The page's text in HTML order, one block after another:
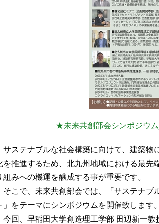
★未来共創部会シンポジウ
サステナブルな社会構築に向けて、建築物
を推進するため、北九州地域における最先
組みへの機運を醸成する事が重要です。
そこで、未来共創部会では、「サステナブ
」をテーマにシンポジウムを開催致します。
今回、早稲田大学創造理工学部 田辺新一教